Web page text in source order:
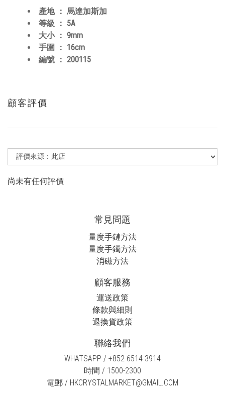
產地 ： 馬達加斯加
等級 ： 5A
大小 ： 9mm
手圍 ： 16cm
編號 ： 200115
顧客評價
尚未有任何評價
常見問題
量度手鏈方法
量度手鐲方法
消磁方法
顧客服務
運送政策
條款與細則
退換貨政策
聯絡我們
WHATSAPP / +852 6514 3914
時間 / 1500-2300
電郵 / HKCRYSTALMARKET@GMAIL.COM